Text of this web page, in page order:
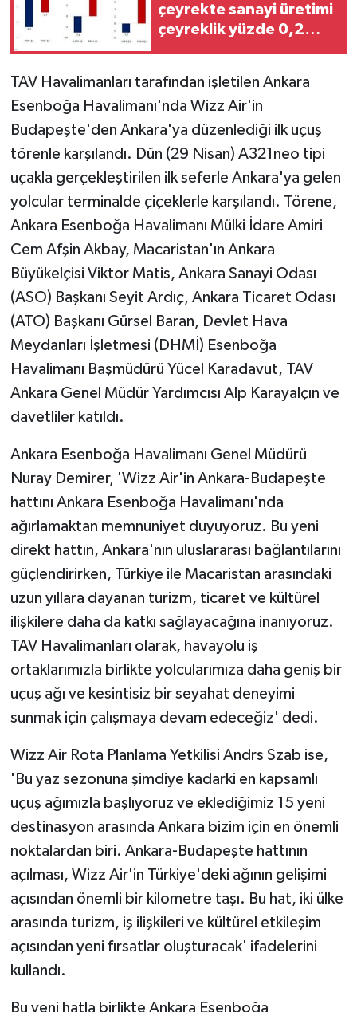
çeyrekte sanayi üretimi
çeyreklik yüzde 0,2
TAV Havalimanları tarafından işletilen Ankara
Esenboğa Havalimanı'nda Wizz Air'in
Budapeşte'den Ankara'ya düzenlediği ilk uçuş
törenle karşılandı. Dün (29 Nisan) A321neo tipi
uçakla gerçekleştirilen ilk seferle Ankara'ya gelen
yolcular terminalde çiçeklerle karşılandı. Törene,
Ankara Esenboğa Havalimanı Mülki İdare Amiri
Cem Afşin Akbay, Macaristan'ın Ankara
Büyükelçisi Viktor Matis, Ankara Sanayi Odası
(ASO) Başkanı Seyit Ardıç, Ankara Ticaret Odası
(ATO) Başkanı Gürsel Baran, Devlet Hava
Meydanları İşletmesi (DHMİ) Esenboğa
Havalimanı Başmüdürü Yücel Karadavut, TAV
Ankara Genel Müdür Yardımcısı Alp Karayalçın ve
davetliler katıldı.
Ankara Esenboğa Havalimanı Genel Müdürü
Nuray Demirer, 'Wizz Air'in Ankara-Budapeşte
hattını Ankara Esenboğa Havalimanı'nda
ağırlamaktan memnuniyet duyuyoruz. Bu yeni
direkt hattın, Ankara'nın uluslararası bağlantılarını
güçlendirirken, Türkiye ile Macaristan arasındaki
uzun yıllara dayanan turizm, ticaret ve kültürel
ilişkilere daha da katkı sağlayacağına inanıyoruz.
TAV Havalimanları olarak, havayolu iş
ortaklarımızla birlikte yolcularımıza daha geniş bir
uçuş ağı ve kesintisiz bir seyahat deneyimi
sunmak için çalışmaya devam edeceğiz' dedi.
Wizz Air Rota Planlama Yetkilisi Andrs Szab ise,
'Bu yaz sezonuna şimdiye kadarki en kapsamlı
uçuş ağımızla başlıyoruz ve eklediğimiz 15 yeni
destinasyon arasında Ankara bizim için en önemli
noktalardan biri. Ankara-Budapeşte hattının
açılması, Wizz Air'in Türkiye'deki ağının gelişimi
açısından önemli bir kilometre taşı. Bu hat, iki ülke
arasında turizm, iş ilişkileri ve kültürel etkileşim
açısından yeni fırsatlar oluşturacak' ifadelerini
kullandı.
Bu yeni hatla birlikte Ankara Esenboğa